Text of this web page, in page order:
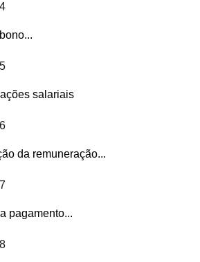
salariais
da remuneração...
pagamento...